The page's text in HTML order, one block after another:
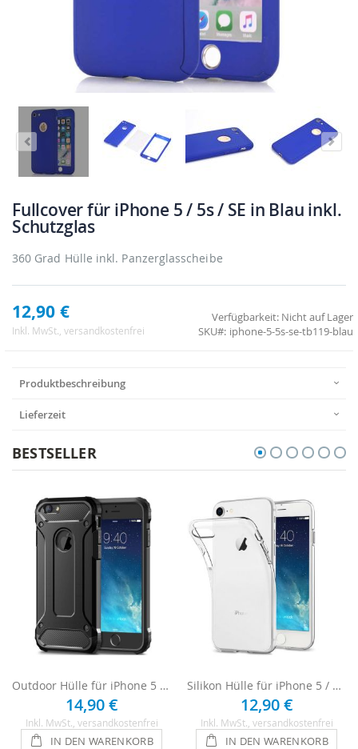
Fullcover für iPhone 5 / 5s / SE in Blau inkl.
Schutzglas
360 Grad Hülle inkl. Panzerglasscheibe
12,90 €
Inkl. MwSt. , versandkostenfrei
Verfügbarkeit: Nicht auf Lager
SKU
iphone-5-5s-se-tb119-blau
Produktbeschreibung
Lieferzeit
BESTSELLER
Outdoor Hülle für iPhone 5 / 5s / SE - Schwarz
14,90 €
Inkl. MwSt. , versandkostenfrei
IN DEN WARENKORB
Silikon Hülle für iPhone 5 / 5s / SE - Transparent
12,90 €
Inkl. MwSt. , versandkostenfrei
IN DEN WARENKORB